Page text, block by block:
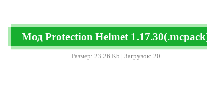
Мод Protection Helmet
Размер: 23.26 Kb | Загрузок: 20